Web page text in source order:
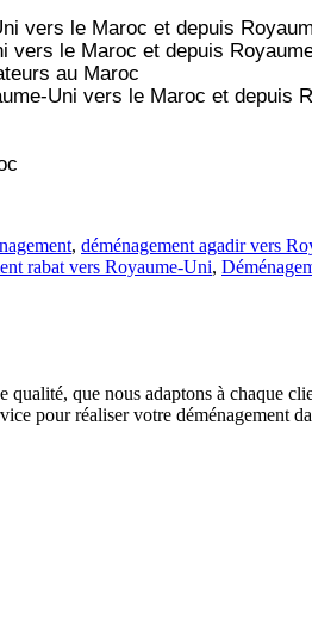
vers le Maroc et depuis
vers le Maroc et depuis
au Maroc
Uni vers le Maroc et depuis
, déménagement agadir vers
rabat vers Royaume-Uni,
qualité, que nous adaptons à chaque
pour réaliser votre déménagement